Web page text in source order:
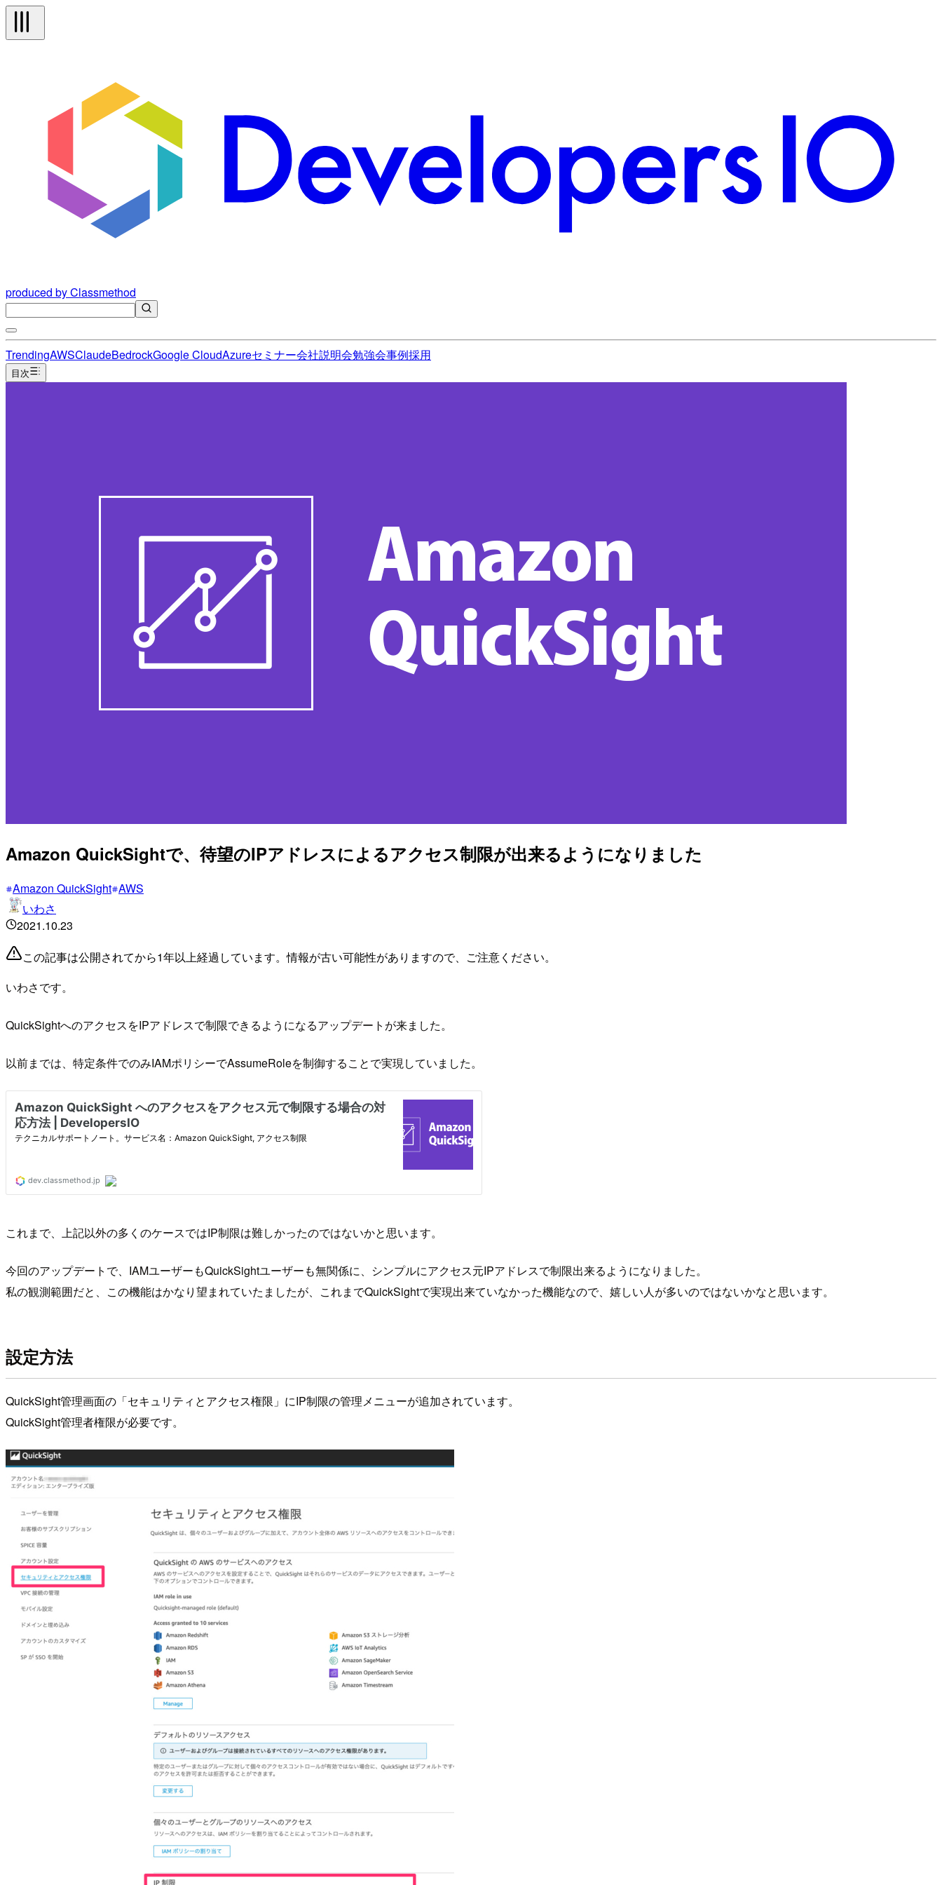
produced by Classmethod
TrendingAWSClaudeBedrockGoogle CloudAzureセミナー会社説明会勉強会事例採用
目次
Amazon QuickSightで、待望のIPアドレスによるアクセス制限が出来るようになりました
Amazon QuickSight AWS
いわさ
2021.10.23
この記事は公開されてから1年以上経過しています。情報が古い可能性がありますので、ご注意ください。
いわさです。
QuickSightへのアクセスをIPアドレスで制限できるようになるアップデートが来ました。
以前までは、特定条件でのみIAMポリシーでAssumeRoleを制御することで実現していました。
これまで、上記以外の多くのケースではIP制限は難しかったのではないかと思います。
今回のアップデートで、IAMユーザーもQuickSightユーザーも無関係に、シンプルにアクセス元IPアドレスで制限出来るようになりました。
私の観測範囲だと、この機能はかなり望まれていたましたが、これまでQuickSightで実現出来ていなかった機能なので、嬉しい人が多いのではないかなと思います。
設定方法
QuickSight管理画面の「セキュリティとアクセス権限」にIP制限の管理メニューが追加されています。
QuickSight管理者権限が必要です。